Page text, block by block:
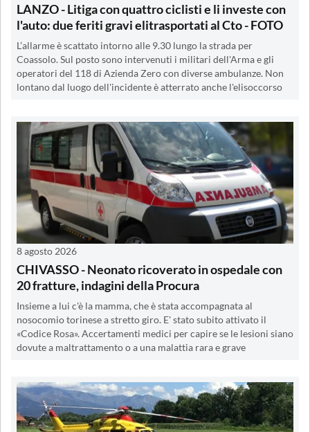
LANZO - Litiga con quattro ciclisti e li investe con
l'auto: due feriti gravi elitrasportati al Cto - FOTO
L’allarme è scattato intorno alle 9.30 lungo la strada per
Coassolo. Sul posto sono intervenuti i militari dell'Arma e gli
operatori del 118 di Azienda Zero con diverse ambulanze. Non
lontano dal luogo dell'incidente è atterrato anche l'elisoccorso
8 agosto 2026
CHIVASSO - Neonato ricoverato in ospedale con
20 fratture, indagini della Procura
Insieme a lui c'è la mamma, che è stata accompagnata al
nosocomio torinese a stretto giro. E' stato subito attivato il
«Codice Rosa». Accertamenti medici per capire se le lesioni siano
dovute a maltrattamento o a una malattia rara e grave